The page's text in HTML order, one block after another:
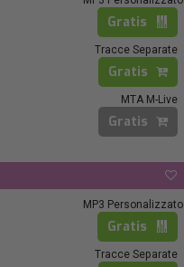
Gratis
Tracce Separate
Gratis
MTA M-Live
Gratis
MP3 Personalizzato
Gratis
Tracce Separate